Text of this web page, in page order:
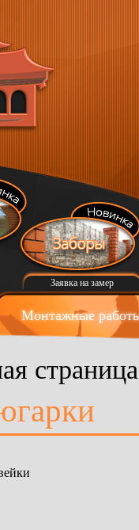
Заявка на замер
Монтажные
страница